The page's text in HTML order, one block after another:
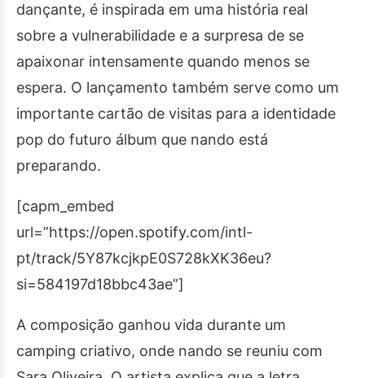
dançante, é inspirada em uma história real
sobre a vulnerabilidade e a surpresa de se
apaixonar intensamente quando menos se
espera. O lançamento também serve como um
importante cartão de visitas para a identidade
pop do futuro álbum que nando está
preparando.
[capm_embed
url=”https://open.spotify.com/intl-
pt/track/5Y87kcjkpE0S728kXK36eu?
si=584197d18bbc43ae”]
A composição ganhou vida durante um
camping criativo, onde nando se reuniu com